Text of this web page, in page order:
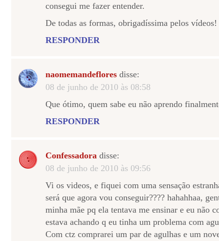
consegui me fazer entender.
De todas as formas, obrigadíssima pelos vídeos!
RESPONDER
naomemandeflores disse:
08 de junho de 2010 às 08:58
Que ótimo, quem sabe eu não aprendo
RESPONDER
Confessadora disse:
08 de junho de 2010 às 09:56
Vi os videos, e fiquei com uma sensação
será que agora vou conseguir???? hahahhaa,
minha mãe pq ela tentava me ensinar e eu não
estava achando q eu tinha um problema com
Com ctz comprarei um par de agulhas e um